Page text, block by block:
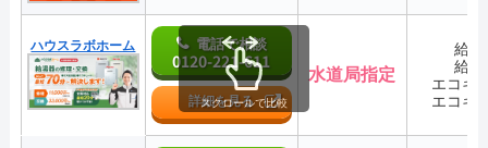
ハウスラボホーム 電話で相談
0120-221-611
詳細を見る
水道局指定
給
給
エコキ
エコキ
スクロールで比較